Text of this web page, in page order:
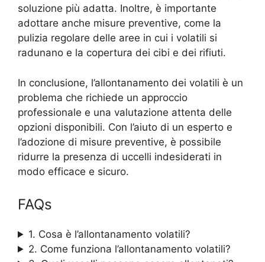
soluzione più adatta. Inoltre, è importante
adottare anche misure preventive, come la
pulizia regolare delle aree in cui i volatili si
radunano e la copertura dei cibi e dei rifiuti.
In conclusione, l’allontanamento dei volatili è un
problema che richiede un approccio
professionale e una valutazione attenta delle
opzioni disponibili. Con l’aiuto di un esperto e
l’adozione di misure preventive, è possibile
ridurre la presenza di uccelli indesiderati in
modo efficace e sicuro.
FAQs
1. Cosa è l’allontanamento volatili?
2. Come funziona l’allontanamento volatili?